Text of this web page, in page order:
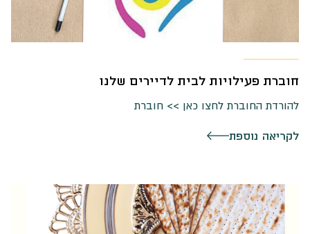
חוברת פעילויות לבית לדיירים שלנו
להורדת החוברת לחצו כאן >> חוברת
לקריאה נוספת